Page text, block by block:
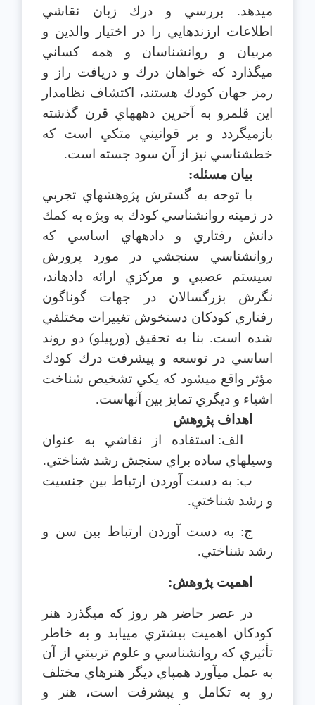
مي‎دهد. بررسي و درك زبان نقاشي
اطلاعات ارزنده‎ايي را در اختيار والدين و
مربيان و روانشناسان و همه كساني
مي‎گذارد كه خواهان درك و دريافت راز و
رمز جهان كودك هستند، اكتشاف نظامدار
اين قلمرو به آخرين دهه‎هاي قرن گذشته
بازمي‎گردد و بر قوانيني متكي است كه
خط‎شناسي نيز از آن سود جسته است.
بيان مسئله:
با توجه به گسترش پژوهشهاي تجربي
در زمينه روانشناسي كودك به ويژه به كمك
دانش رفتاري و داده‎هاي اساسي كه
روانشناسي سنجشي در مورد پرورش
سيستم عصبي و مركزي ارائه داده‎اند،
نگرش بزرگسالان در جهات گوناگون
رفتاري كودكان دستخوش تغييرات مختلفي
شده است. بنا به تحقيق (ورپيلو) دو روند
اساسي در توسعه و پيشرفت درك كودك
مؤثر واقع مي‎شود كه يكي تشخيص شناخت
اشياء و ديگري تمايز بين آنهاست.
اهداف پژوهش
الف: استفاده از نقاشي به عنوان
وسيله‎اي ساده براي سنجش رشد شناختي.
ب: به دست آوردن ارتباط بين جنسيت
و رشد شناختي.
ج: به دست آوردن ارتباط بين سن و
رشد شناختي.
اهميت پژوهش:
در عصر حاضر هر روز كه مي‎گذرد هنر
كودكان اهميت بيشتري مي‎يابد و به خاطر
تأثيري كه روانشناسي و علوم تربيتي از آن
به عمل مي‎آورد همپاي ديگر هنرهاي مختلف
رو به تكامل و پيشرفت است، هنر و